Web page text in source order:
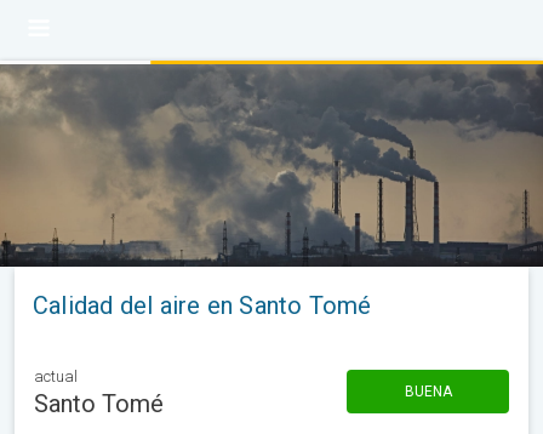
Calidad del aire en Santo Tomé
actual
Santo Tomé BUENA